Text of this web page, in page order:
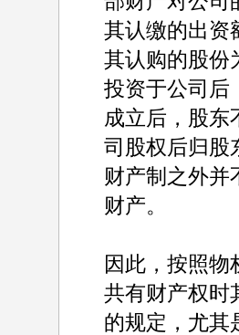
其认缴的出资
其认购的股份
投资于公司后
成立后，股东
司股权后归股
财产制之外并
财产。
因此，按照物
共有财产权时
的规定，尤其